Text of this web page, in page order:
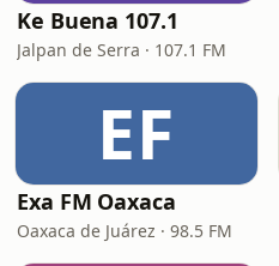
Ke Buena 107.1
Jalpan de Serra · 107.1 FM
EF
Exa FM Oaxaca
Oaxaca de Juárez · 98.5 FM